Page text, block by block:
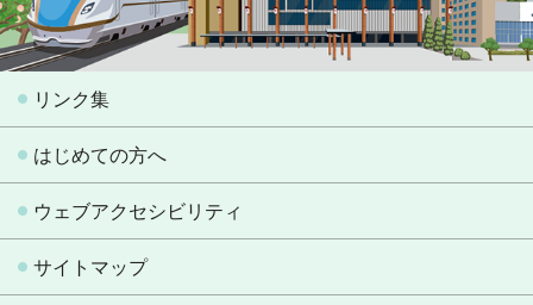
リンク集
はじめての方へ
ウェブアクセシビリティ
サイトマップ